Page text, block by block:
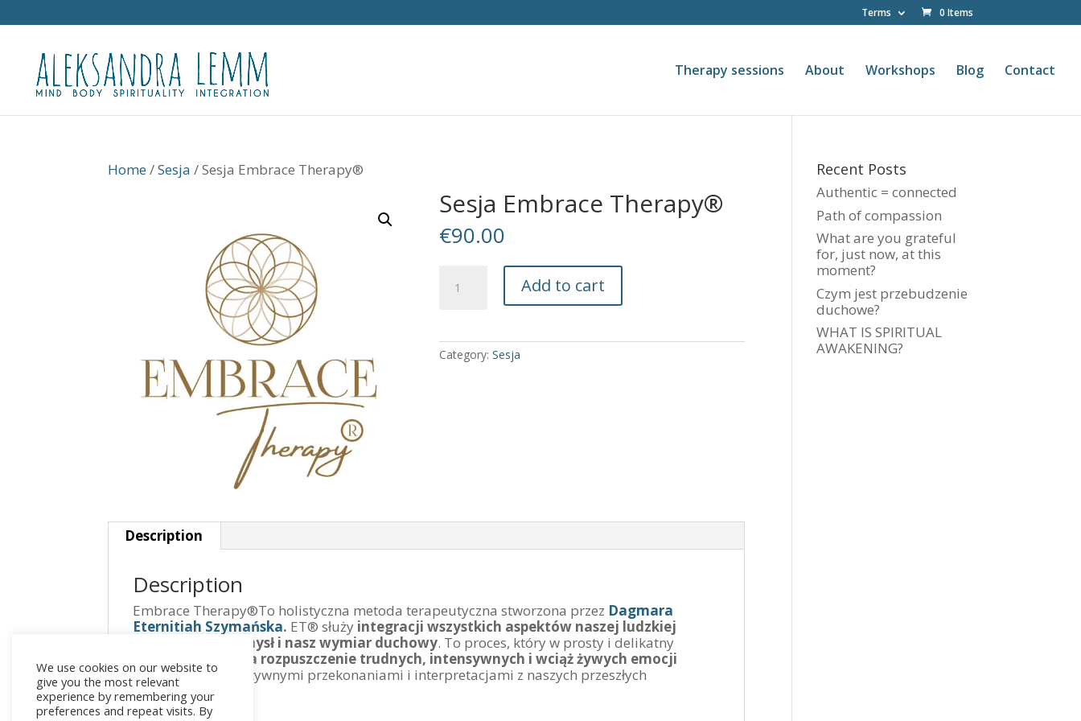
Terms 0 Items
Therapy sessions About Workshops Blog Contact
Home /Sesja / Sesja Embrace Therapy®
Sesja Embrace Therapy®
€90.00
Embrace
Therapy®
Add to cart
Category:Sesja
Description
Description
Embrace Therapy®To holistyczna metoda terapeutyczna stworzona przez Dagmara
Eternitiah Szymańska. ET® służy integracji wszystkich aspektów naszej ludzkiej
natury – ciało, umysł i nasz wymiar duchowy. To proces, który w prosty i delikatny
sposób pozwala
na rozpuszczenie trudnych, intensywnych i wciąż żywych emocji
związanych z negatywnymi przekonaniami i interpretacjami z naszych przeszłych
doświadczeń.
Recent Posts
Authentic = connected
Path of compassion
What are you grateful
for, just now, at this
moment?
Czym jest przebudzenie
duchowe?
WHAT IS SPIRITUAL
AWAKENING?
We use cookies on our website to
give you the most relevant
experience by remembering your
preferences and repeat visits. By